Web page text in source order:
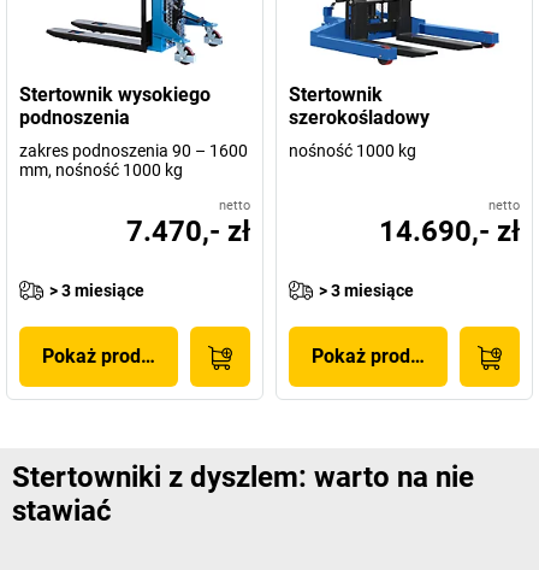
Stertownik wysokiego
podnoszenia
zakres podnoszenia 90 – 1600
mm, nośność 1000 kg
netto
7.470,- zł
> 3 miesiące
Pokaż produkt
Stertownik
szerokośladowy
nośność 1000 kg
netto
14.690,- zł
> 3 miesiące
Pokaż produkt
Stertowniki z dyszlem: warto na nie
stawiać